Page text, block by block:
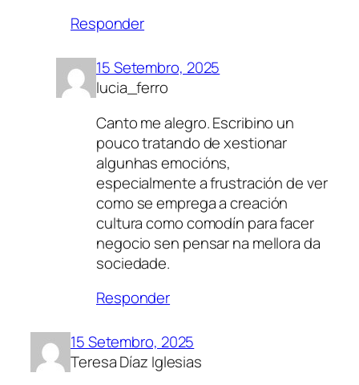
Responder
15 Setembro, 2025
lucia_ferro
Canto me alegro. Escribino un
pouco tratando de xestionar
algunhas emocións,
especialmente a frustración de ver
como se emprega a creación
cultura como comodín para facer
negocio sen pensar na mellora da
sociedade.
Responder
15 Setembro, 2025
Teresa Díaz Iglesias